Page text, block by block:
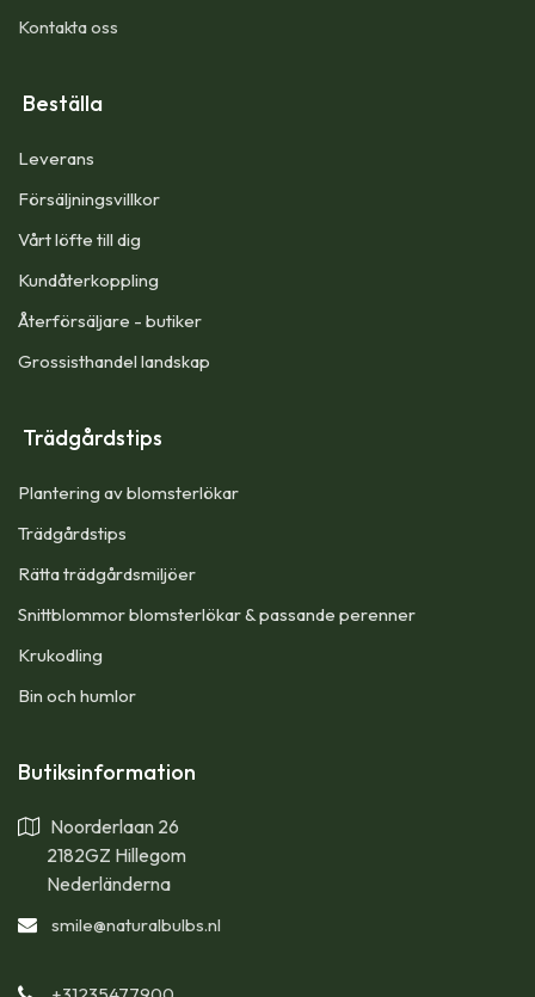
Kontakta oss
Beställa
Leverans
Försäljningsvillkor
Vårt löfte till dig​
Kundåterkoppling
Återförsäljare - butiker
Grossisthandel landskap
Trädgårdstips
Plantering av blomsterlökar
Trädgårdstips
Rätta trädgårdsmiljöer
Snittblommor blomsterlökar & passande perenner
Krukodling
Bin och humlor
Butiksinformation
Noorderlaan 26
2182GZ Hillegom
Nederländerna
smile@naturalbulbs.nl